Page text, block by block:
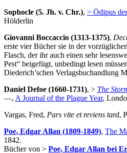
Sophocle (5. Jh. v. Chr.), > Ödipus
Hölderlin
Giovanni Boccaccio (1313-1375),
erste vier Bücher sie in der
Flasch, der ihr auch einen sehr
Pest“ beigefügt, unbedingt lesen
Diederich’schen Verlagsbuchandlung
Daniel Defoe (1660-1731), > The
—, A Journal of the Plague Year,
Vargas, Fred, Pars vite et reviens tard,
Poe, Edgar Allan (1809-1849), The
1842.
Bücher von > Poe, Edgar Allan bei